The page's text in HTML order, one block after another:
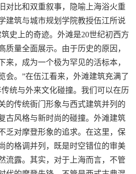
对比和双重叙事，隐喻上海浴火重
建筑与城市规划学院教授伍江所说
史上的奇迹。外滩是20世纪初西方
质量全面展示。由于历史的原因，
来，成为一个极为罕见的活标本，
会。”在伍江看来，外滩建筑充满了
统与外来文化碰撞。我们可以在历
的传统衙门形象与西式建筑并列的
古风格与新时尚的碰撞。外滩建筑
乏对摩登形象的追求。在这里，保
的格调并列，既是时空错位的审美
流露。其实，对于上海而言，不管